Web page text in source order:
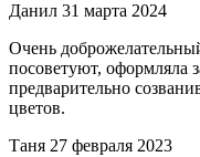
Данил 31 марта 2024
Очень
посоветуют, оформляла
предварительно
цветов.
Таня 27 февраля 2023